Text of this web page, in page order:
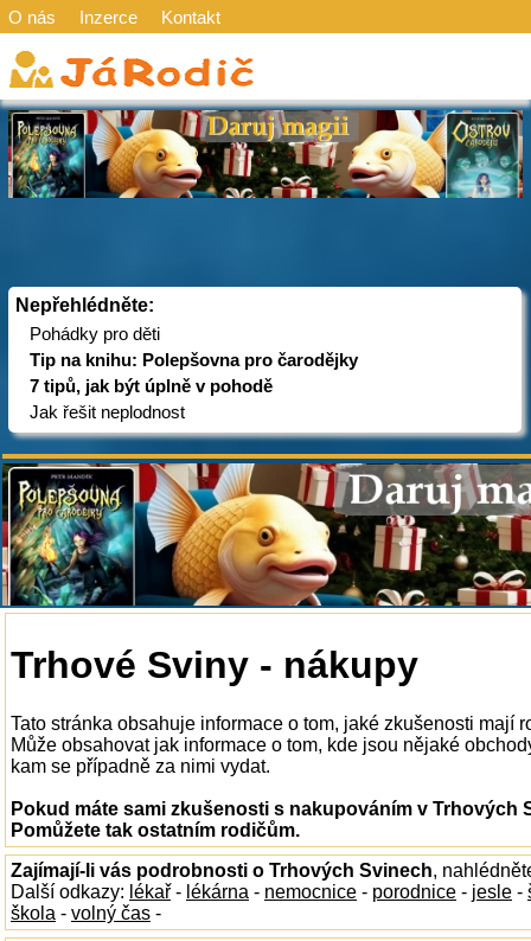
O nás Inzerce Kontakt
Nepřehlédněte:
Pohádky pro děti
Tip na knihu: Polepšovna pro čarodějky
7 tipů, jak být úplně v pohodě
Jak řešit neplodnost
Trhové Sviny - nákupy
Tato stránka obsahuje informace o tom, jaké zkušenosti mají
Může obsahovat jak informace o tom, kde jsou nějaké
kam se případně za nimi vydat.
Pokud máte sami zkušenosti s nakupováním v Trhových
Pomůžete tak ostatním rodičům.
Zajímají-li vás podrobnosti o Trhových Svinech,
Další odkazy: lékař - lékárna - nemocnice - porodnice - jesle -
škola - volný čas -